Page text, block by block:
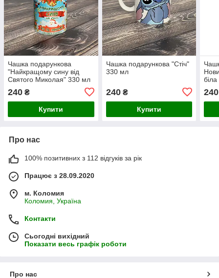
Чашка подарункова
"Найкращому сину від
Святого Миколая" 330 мл
з Днем Святого Миколая
240 ₴
Купити
Чашка подарункова "Стіч"
330 мл
240₴
Купити
біла
240
Про нас
100% позитивних з 112 відгуків за рік
Працює з 28.09.2020
м. Коломия
Коломия, Україна
Контакти
Сьогодні вихідний
Показати весь графік роботи
Про нас